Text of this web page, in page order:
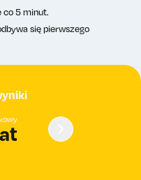
co 5 minut.
się pierwszego
7 - 9 lat